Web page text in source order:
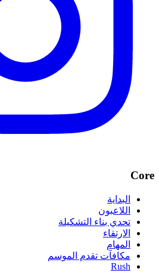
Core
البداية
اللاعبون
تحدي بناء التشكيلة
الارتقاء
المهام
مكافآت تقدم الموسم
Rush